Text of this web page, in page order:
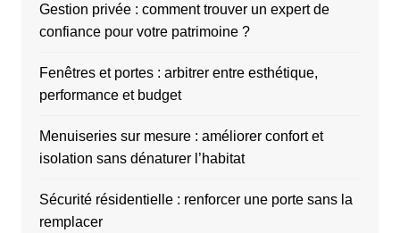
Gestion privée : comment trouver un expert de
confiance pour votre patrimoine ?
Fenêtres et portes : arbitrer entre esthétique,
performance et budget
Menuiseries sur mesure : améliorer confort et
isolation sans dénaturer l’habitat
Sécurité résidentielle : renforcer une porte sans la
remplacer